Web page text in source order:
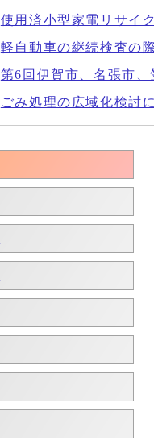
使用済小型家電リサイ
軽自動車の継続検査の
第6回伊賀市、名張市
ごみ処理の広域化検討